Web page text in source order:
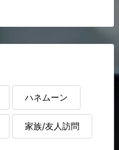
ハネムーン
家族/友人訪問